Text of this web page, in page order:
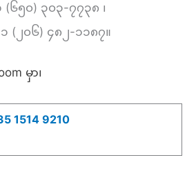
(၆၅၀) ၃၀၃-၇၇၃၈ ၊
၁ (၂၀၆) ၄၈၂-၁၁၈၇။
မှာ၊
1514 9210